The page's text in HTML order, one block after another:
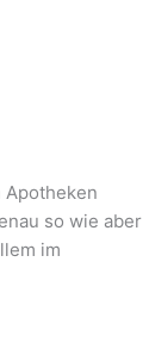
so wie aber
im